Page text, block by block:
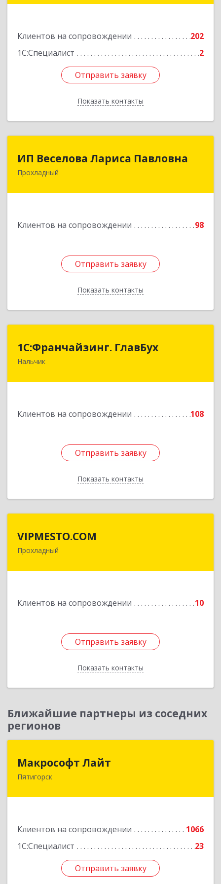
Клиентов на сопровождении
202
1С:Специалист
2
Отправить заявку
Показать контакты
Отправить заявку
Назад
ИП Веселова Лариса Павловна
Прохладный
Клиентов на сопровождении 98
Отправить заявку
Показать контакты
Отправить заявку
Назад
1С:Франчайзинг. ГлавБух
Нальчик
Клиентов на сопровождении 108
Отправить заявку
Показать контакты
1С:Франчайзинг. ГлавБух
360000, Кабардино-Балкарская Респ, Нальчик г,
Отправить заявку
Назад
VIPMESTO.COM
Прохладный
Клиентов на сопровождении 10
Отправить заявку
Показать контакты
Отправить заявку
Назад
Ближайшие партнеры из соседних
регионов
Макрософт Лайт
Пятигорск
Клиентов на сопровождении
1066
1С:Специалист
23
Отправить заявку
357501, Ставропольский край, Пятигорск г,
Отправить заявку